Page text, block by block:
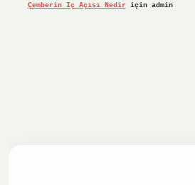
Çemberin Iç Açısı Nediriçin admin